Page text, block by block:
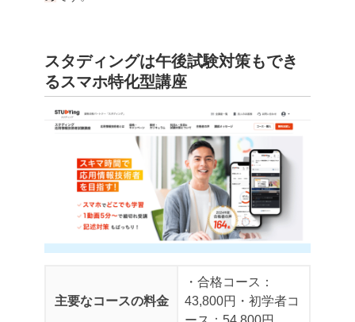
スタディングは午後試験対策もでき
るスマホ特化型講座
主要なコースの料金
・合格コース：
43,800円 ・初学者コ